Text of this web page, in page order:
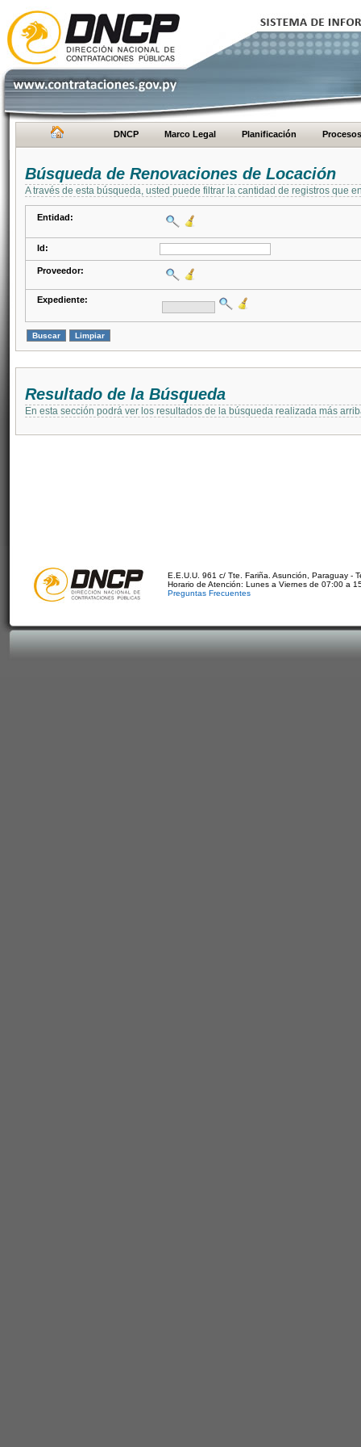
DNCP Marco Legal Planificación Procesos
Búsqueda de Renovaciones de Locación
A través de esta búsqueda, usted puede filtrar la cantidad de registros que
Entidad:
Id:
Proveedor:
Expediente:
Resultado de la Búsqueda
En esta sección podrá ver los resultados de la búsqueda realizada más
E.E.U.U. 961 c/ Tte. Fariña. Asunción, Paraguay -
Horario de Atención: Lunes a Viernes de 07:00 a
Preguntas Frecuentes